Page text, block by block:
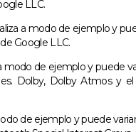
LLC.
a modo de ejemplo y
Google LLC.
de ejemplo y puede
Dolby, Dolby Atmos y
de ejemplo y puede